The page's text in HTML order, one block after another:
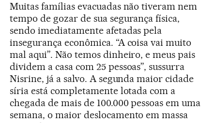
Muitas famílias evacuadas não tiveram nem
tempo de gozar de sua segurança física,
sendo imediatamente afetadas pela
insegurança econômica. “A coisa vai muito
mal aqui”. Não temos dinheiro, e meus pais
dividem a casa com 25 pessoas”, sussurra
Nisrine, já a salvo. A segunda maior cidade
síria está completamente lotada com a
chegada de mais de 100.000 pessoas em uma
semana, o maior deslocamento em massa